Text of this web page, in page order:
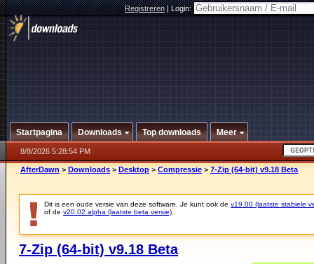
Registreren|Login:
Startpagina Downloads Top downloads Meer
8/8/2026 5:28:54 PM
AfterDawn > Downloads > Desktop > Compressie > 7-Zip (64-bit) v9.18 Beta
Dit is een oude versie van deze software. Je kunt ook de v19.00 (laatste stabiele
of de v20.02 alpha (laatste beta versie)
7-Zip (64-bit) v9.18 Beta